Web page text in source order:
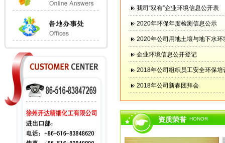
居国内同行业前列。公司现为中国
位。 公司拥有“江苏省蒽醌型还
苏省研究生工作站”；先后被授予“
技术创新示范企业”、“全国企事业
品种先后获得了“国家重点新产品”
心之一的天祥公司授予符合国际生
草单位授予的ECO-PASSPORT证
浓、印染加工条件宽容性好，印
所生产的“四菱牌”系列环保型低重
苏省名牌产品”；并通过质量
管理体系认证和江苏省计量保证确
精细化工工程项目”已全面完成并投
念，采用了具有当今先进水平的新
我司“双有”企业环境信息公开表
2020年环保年度检测信息公示
2020年公司用地土壤与地下水环
企业环境信息公开登记
2018年公司组织员工安全环保培
2018年公司新春团拜会
资质荣誉 HONOR